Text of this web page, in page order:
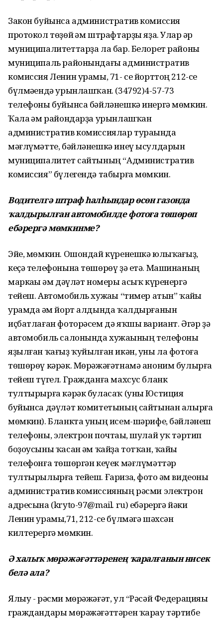
Закон буйынса административ комиссия
протокол төҙөй һәм штрафтарҙы яҙа. Улар һәр
муниципалитеттарҙа ла бар. Белорет районы
муниципаль районындағы административ
комиссия Ленин урамы, 71- се йорттоң 212-се
бүлмәһендә урынлашҡан. (34792)4-57-73
телефоны буйынса бәйләнешкә инергә мөмкин.
Ҡала һәм райондарҙа урынлашҡан
административ комиссиялар тураһында
мәғлүмәтте, бәйләнешкә инеү ысулдарын
муниципалитет сайтының “Административ
комиссия” бүлегендә табырға мөмкин.
Водителгә штраф һалһындар өсөн газонда
ҡалдырылған автомобилде фотоға төшөрөп
ебәрергә мөмкинме?
Эйе, мөмкин. Ошондай күренешкә юлыҡһағыҙ,
кеҫә телефонына төшөрөү ҙә етә. Машинаның
маркаһы һәм дәүләт номеры асыҡ күренергә
тейеш. Автомобиль хужаһы “тимер атын” ҡайһы
урамда һәм йорт алдында ҡалдырғанын
иҫбатлаған фоторәсем дә яҡшы вариант. Әгәр ҙә
автомобиль салонында хужаһының телефоны
яҙылған ҡағыҙ ҡуйылған икән, уны ла фотоға
төшөрөү кәрәк. Мөрәжәғәтнамә аноним булырға
тейеш түгел. Гражданға махсус бланк
тултырырға кәрәк буласаҡ (уны Юстиция
буйынса дәүләт комитетының сайтынан алырға
мөмкин). Бланкта уның исем-шәрифе, бәйләнеш
телефоны, электрон почтаһы, шулай уҡ тәртип
боҙоусыны ҡасан һәм ҡайҙа тотҡан, ҡайһы
телефонға төшөргән кеүек мәғлүмәттәр
тултырылырға тейеш. Ғариза, фото һәм видеоны
административ комиссияның рәсми электрон
адресына (kryto-97@mail. ru) ебәрергә йәки
Ленин урамы,71, 212-се бүлмәгә шәхсән
килтерергә мөмкин.
Ә халыҡ мөрәжәғәттәренең ҡаралғанын нисек
белә ала?
Ялыу - рәсми мөрәжәғәт, ул “Рәсәй Федерацияһы
граждандары мөрәжәғәттәрен ҡарау тәртибе